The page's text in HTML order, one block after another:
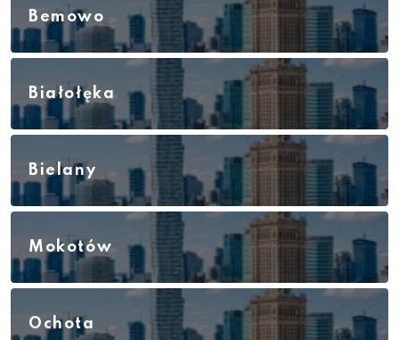
Bemowo
Białołęka
Bielany
Mokotów
Ochota